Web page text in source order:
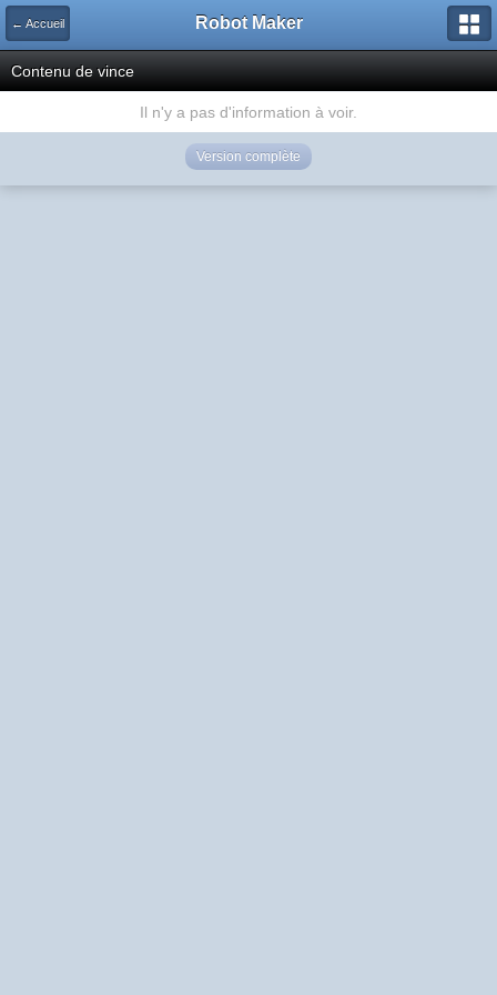
← Accueil Robot Maker
Contenu de vince
Il n'y a pas d'information à voir.
Version complète